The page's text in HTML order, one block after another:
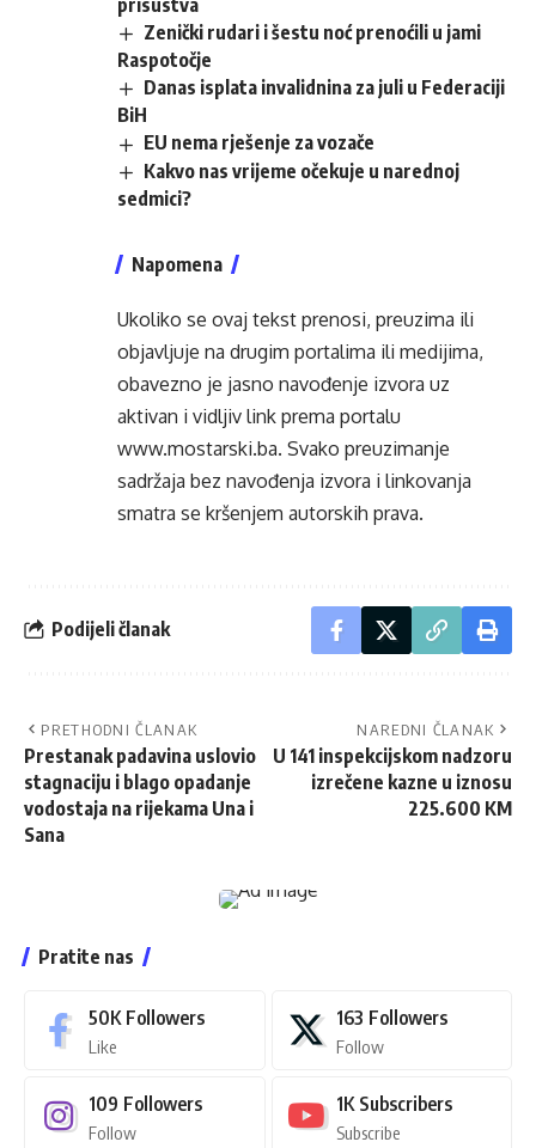
prisustva
Zenički rudari i šestu noć prenoćili u jami
Raspotočje
Danas isplata invalidnina za juli u Federaciji
BiH
EU nema rješenje za vozače
Kakvo nas vrijeme očekuje u narednoj
sedmici?
Napomena
Ukoliko se ovaj tekst prenosi, preuzima ili
objavljuje na drugim portalima ili medijima,
obavezno je jasno navođenje izvora uz
aktivan i vidljiv link prema portalu
www.mostarski.ba. Svako preuzimanje
sadržaja bez navođenja izvora i linkovanja
smatra se kršenjem autorskih prava.
Podijeli članak
PRETHODNI ČLANAK
Prestanak padavina uslovio
stagnaciju i blago opadanje
vodostaja na rijekama Una i
Sana
NAREDNI ČLANAK
U 141 inspekcijskom nadzoru
izrečene kazne u iznosu
225.600 KM
Pratite nas
50K Followers
Like
163 Followers
Follow
109 Followers
Follow
1K Subscribers
Subscribe